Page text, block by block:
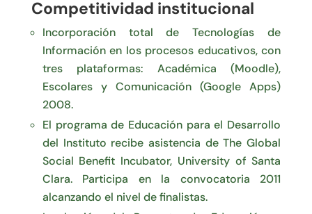
Competitividad institucional
Incorporación total de Tecnologías de
Información en los procesos educativos, con
tres plataformas: Académica (Moodle),
Escolares y Comunicación (Google Apps)
2008.
El programa de Educación para el Desarrollo
del Instituto recibe asistencia de The Global
Social Benefit Incubator, University of Santa
Clara. Participa en la convocatoria 2011
alcanzando el nivel de finalistas.